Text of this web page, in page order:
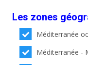
Les zones
Méditerranée
Méditerranée -